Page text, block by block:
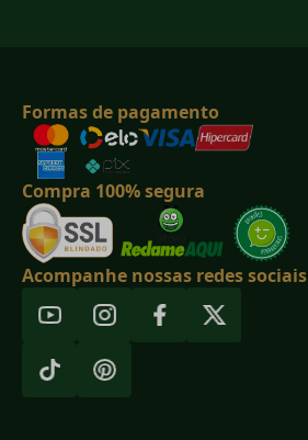
Formas de pagamento
Compra 100% segura
Acompanhe nossas redes sociais